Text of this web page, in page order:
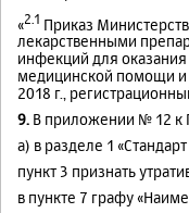
«2.1 Приказ
лекарственными
инфекций для
медицинской помощи и
2018 г.,
9. В приложении № 12 к
а) в разделе 1
пункт 3 признать
в пункте 7 графу